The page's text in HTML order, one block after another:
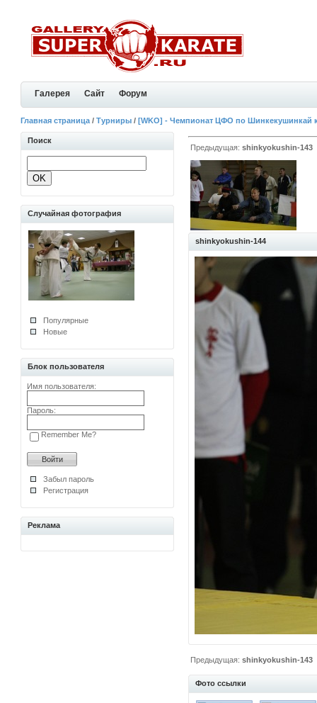
Галерея Сайт Форум
Главная страница /Турниры /[WKO] - Чемпионат ЦФО по Шинкекушинкай
Поиск
Случайная фотография
Популярные
Новые
Блок пользователя
Имя пользователя:
Пароль:
Remember Me?
Забыл пароль
Регистрация
Реклама
Предыдущая:shinkyokushin-143
shinkyokushin-144
Предыдущая:shinkyokushin-143
Фото ссылки